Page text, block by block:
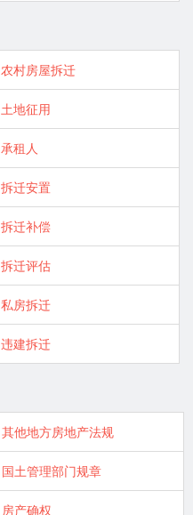
农村房屋拆迁
土地征用
承租人
拆迁安置
拆迁补偿
拆迁评估
私房拆迁
违建拆迁
其他地方房地产法规
国土管理部门规章
房产确权